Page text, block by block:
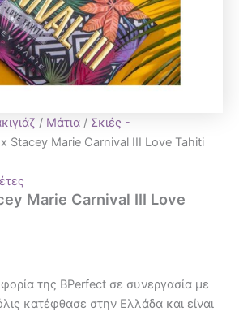
/ Μάτια / Σκιές -
Stacey Marie Carnival III Love Tahiti
Marie Carnival III Love
της BPerfect σε συνεργασία με
κατέφθασε στην Ελλάδα και είναι